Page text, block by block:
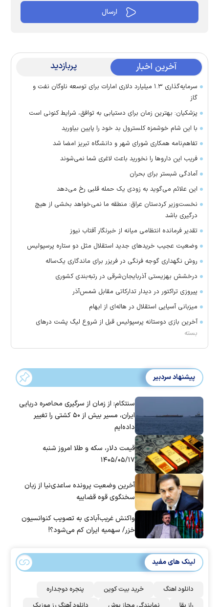
آخرین اخبار پربازدید
سرمایه‌گذاری ۱.۳ میلیارد دلاری امارات برای توسعه ناوگان نفت و
گاز
پزشکیان: بهترین زمان برای دستیابی به توافق، شرایط کنونی است
با این شام خوشمزه کلسترول بد خود را پایین بیاورید
تفاهم‌نامه همکاری شورای شهر و دانشگاه تبریز امضا شد
فریب این دارو‌ها را نخورید باعث لاغری شما نمی‌شوند
آمادگی شبستر برای بحران
این علائم می‌گوید به زودی یک حمله قلبی رخ می‌دهد
نخست‌وزیر کردستان عراق: منطقه ما نمی‌خواهد بخشی از هیچ
درگیری باشد
تقدیر فرمانده انتظامی میانه از خبرنگار آفتاب نیوز
وضعیت عجیب خرید‌های جدید استقلال مثل دو ستاره پرسپولیس
روش نگهداری گوجه فرنگی در فریزر برای ماندگاری یک‌ساله
درخشش بهزیستی آذربایجان‌شرقی در رتبه‌بندی کشوری
پیروزی تراکتور در دیدار تدارکاتی مقابل شمس‌آذر
میزبانی آسیایی استقلال در هاله‌ای از ابهام
آخرین بازی دوستانه پرسپولیس قبل از شروع لیگ پشت در‌های
بسته
پیشنهاد سردبیر
سنتکام: از زمان از سرگیری محاصره دریایی
ایران، مسیر بیش از ۵۰ کشتی را تغییر
داده‌ایم
قیمت دلار، سکه و طلا امروز شنبه
۱۴۰۵/۰۵/۱۷
آخرین وضعیت پرونده ساعدی‌نیا از زبان
سخنگوی قوه قضاییه
واکنش غریب‌آبادی به تصویب کنوانسیون
خزر/ سهمیه ایران کم می‌شود؟!
لینک های مفید
دانلود اهنگ خرید بیت کوین
پنجره دوجداره